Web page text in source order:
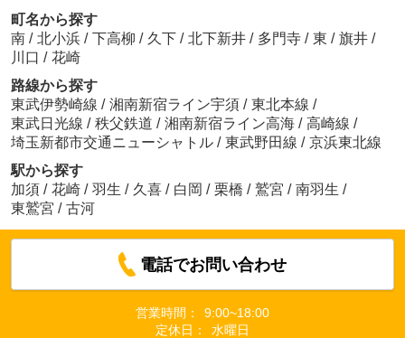
町名から探す
南 / 北小浜 / 下高柳 / 久下 / 北下新井 / 多門寺 / 東 / 旗井 /
川口 / 花崎
路線から探す
東武伊勢崎線 / 湘南新宿ライン宇須 / 東北本線 /
東武日光線 / 秩父鉄道 / 湘南新宿ライン高海 / 高崎線 /
埼玉新都市交通ニューシャトル / 東武野田線 / 京浜東北線
駅から探す
加須 / 花崎 / 羽生 / 久喜 / 白岡 / 栗橋 / 鷲宮 / 南羽生 /
東鷲宮 / 古河
電話でお問い合わせ
営業時間：
9:00~18:00
定休日：
水曜日